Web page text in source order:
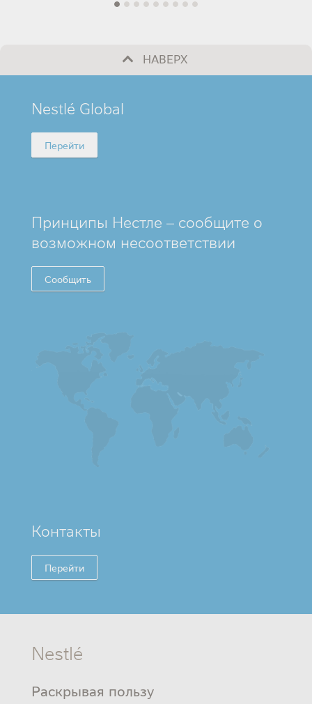
НАВЕРХ
FOOTER
Nestlé Global
Перейти
Принципы Нестле – сообщите о
возможном несоответствии
Сообщить
Контакты
Перейти
Nestlé
Раскрывая пользу